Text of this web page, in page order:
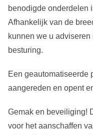
benodigde onderdelen
Afhankelijk van de
kunnen we u
besturing.
Een geautomatiseerde
aangereden en opent
Gemak en beveiliging!
voor het aanschaffen